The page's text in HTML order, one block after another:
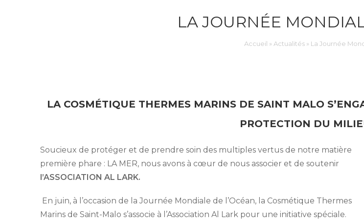
LA JOURNÉE
Accueil » Actualités» La Journée
LA COSMÉTIQUE THERMES MARINS DE SAINT MALO
PROTECTION DU
Soucieux de protéger et de prendre soin des multiples vertus de notre matière
première phare : LA MER, nous avons à cœur de nous associer et de soutenir
l’ASSOCIATION AL LARK.
En juin, à l’occasion de la Journée Mondiale de l’Océan, la Cosmétique Thermes
Marins de Saint-Malo s’associe à l’Association Al Lark pour une initiative spéciale.